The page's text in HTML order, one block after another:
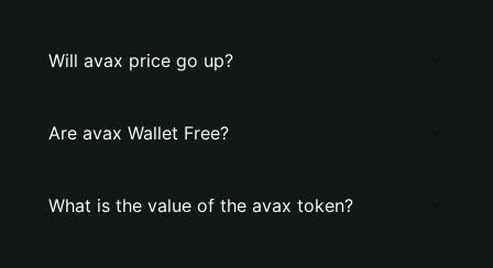
Will avax price go up?
Are avax Wallet Free?
What is the value of the avax token?